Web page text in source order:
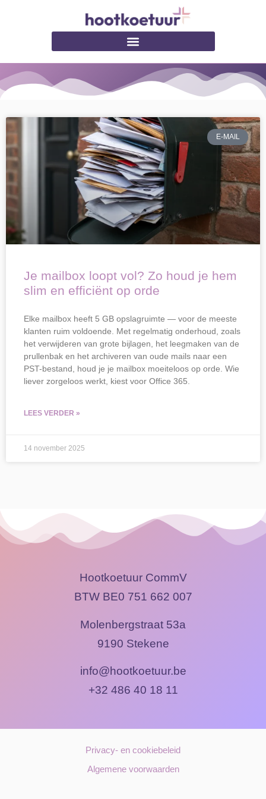
E-MAIL
Je mailbox loopt vol? Zo houd je hem
slim en efficiënt op orde
Elke mailbox heeft 5 GB opslagruimte — voor de meeste
klanten ruim voldoende. Met regelmatig onderhoud, zoals
het verwijderen van grote bijlagen, het leegmaken van de
prullenbak en het archiveren van oude mails naar een
PST-bestand, houd je je mailbox moeiteloos op orde. Wie
liever zorgeloos werkt, kiest voor Office 365.
LEES VERDER »
14 november 2025
Hootkoetuur CommV
BTW BE0 751 662 007
Molenbergstraat 53a
9190 Stekene
info@hootkoetuur.be
+32 486 40 18 11
Privacy- en cookiebeleid
Algemene voorwaarden